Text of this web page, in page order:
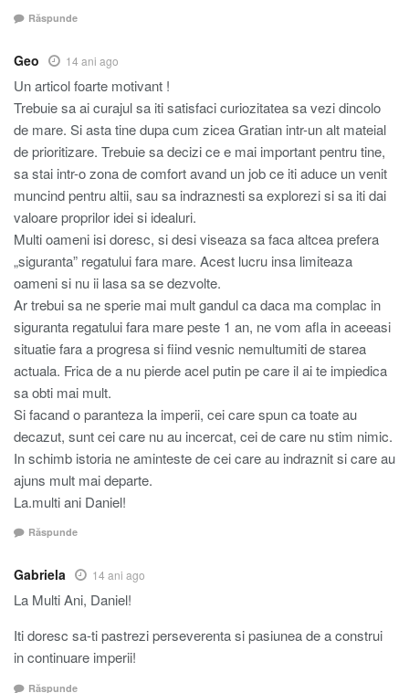
Răspunde
Geo 14 ani ago
Un articol foarte motivant !
Trebuie sa ai curajul sa iti satisfaci curiozitatea sa vezi dincolo
de mare. Si asta tine dupa cum zicea Gratian intr-un alt mateial
de prioritizare. Trebuie sa decizi ce e mai important pentru tine,
sa stai intr-o zona de comfort avand un job ce iti aduce un venit
muncind pentru altii, sau sa indraznesti sa explorezi si sa iti dai
valoare proprilor idei si idealuri.
Multi oameni isi doresc, si desi viseaza sa faca altcea prefera
„siguranta” regatului fara mare. Acest lucru insa limiteaza
oameni si nu ii lasa sa se dezvolte.
Ar trebui sa ne sperie mai mult gandul ca daca ma complac in
siguranta regatului fara mare peste 1 an, ne vom afla in aceeasi
situatie fara a progresa si fiind vesnic nemultumiti de starea
actuala. Frica de a nu pierde acel putin pe care il ai te impiedica
sa obti mai mult.
Si facand o paranteza la imperii, cei care spun ca toate au
decazut, sunt cei care nu au incercat, cei de care nu stim nimic.
In schimb istoria ne aminteste de cei care au indraznit si care au
ajuns mult mai departe.
La.multi ani Daniel!
Răspunde
Gabriela 14 ani ago
La Multi Ani, Daniel!
Iti doresc sa-ti pastrezi perseverenta si pasiunea de a construi
in continuare imperii!
Răspunde